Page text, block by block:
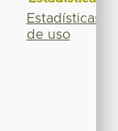
Estadísticas
de uso